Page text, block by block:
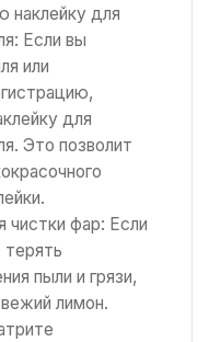
наклейку для
Если вы
или
для
Это позволит
чистки фар: Если
пыли и грязи,
лимон.